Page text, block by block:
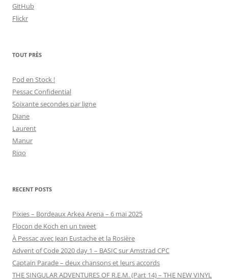
GitHub
Flickr
TOUT PRÈS
Pod en Stock !
Pessac Confidential
Soixante secondes par ligne
Diane
Laurent
Manur
Riqo
RECENT POSTS
Pixies – Bordeaux Arkea Arena – 6 mai 2025
Flocon de Koch en un tweet
À Pessac avec Jean Eustache et la Rosière
Advent of Code 2020 day 1 – BASIC sur Amstrad CPC
Captain Parade – deux chansons et leurs accords
THE SINGULAR ADVENTURES OF R.E.M. (Part 14) – THE NEW VINYL